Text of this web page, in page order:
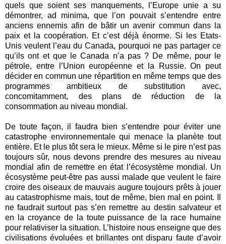
quels que soient ses manquements, l’Europe unie a su
démontrer, ad minima, que l’on pouvait s’entendre entre
anciens ennemis afin de bâtir un avenir commun dans la
paix et la coopération. Et c’est déjà énorme. Si les Etats-
Unis veulent l’eau du Canada, pourquoi ne pas partager ce
qu’ils ont et que le Canada n’a pas ? De même, pour le
pétrole, entre l’Union européenne et la Russie. On peut
décider en commun une répartition en même temps que des
programmes ambitieux de substitution avec,
concomitamment, des plans de réduction de la
consommation au niveau mondial.
De toute façon, il faudra bien s’entendre pour éviter une
catastrophe environnementale qui menace la planète tout
entière. Et le plus tôt sera le mieux. Même si le pire n’est pas
toujours sûr, nous devons prendre des mesures au niveau
mondial afin de remettre en état l’écosystème mondial. Un
écosystème peut-être pas aussi malade que veulent le faire
croire des oiseaux de mauvais augure toujours prêts à jouer
au catastrophisme mais, tout de même, bien mal en point. Il
ne faudrait surtout pas s’en remettre au destin salvateur et
en la croyance de la toute puissance de la race humaine
pour relativiser la situation. L’histoire nous enseigne que des
civilisations évoluées et brillantes ont disparu faute d’avoir